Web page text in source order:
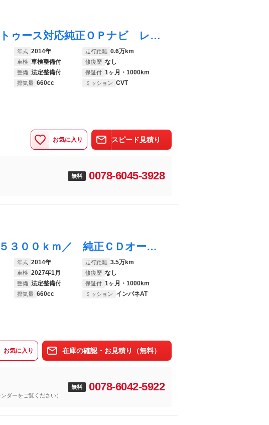
アルトラパンショコラ Ｘ ブルートゥース対応純正ＯＰナビ レザーシート ＬＥＤルームランプ ＨＩＤオートヘッドライト 革巻ステアリング アイドリングストップ ライト付きバニティミラー
年式 2014年 走行距離 0.6万km
車検 車検整備付 修復歴 なし
整備 法定整備付 保証付 1ヶ月・1000km
排気量 660cc ミッション CVT
お気に入り スピード見積り
無料 0078-6045-3928
アルトラパンショコラ Ｇ／走行３５３００ｋｍ／ 純正ＣＤオーディオ／Ｐスタート／スマートキー／革巻ステア／合皮シート／アイドリングＳ／オートＨＩＤ／電格ミラー／ＣＶＴ
年式 2014年 走行距離 3.5万km
車検 2027年1月 修復歴 なし
整備 法定整備付 保証付 1ヶ月・1000km
排気量 660cc ミッション インパネAT
お気に入り 在庫の確認・お見積り（無料）
ダーをご覧ください）
無料 0078-6042-5922